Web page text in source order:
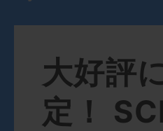
大好評
定！